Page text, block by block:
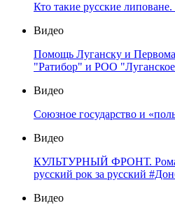
Кто такие русские
Видео
Помощь Луганску и
"Ратибор" и РОО "Луганское
Видео
Союзное государство и
Видео
КУЛЬТУРНЫЙ ФРОНТ.
русский рок за русский
Видео